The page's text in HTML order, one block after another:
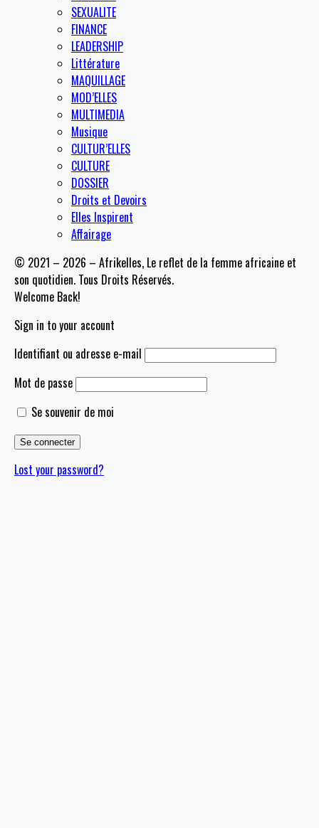
SEXUALITE
FINANCE
LEADERSHIP
Littérature
MAQUILLAGE
MOD’ELLES
MULTIMEDIA
Musique
CULTUR’ELLES
CULTURE
DOSSIER
Droits et Devoirs
Elles Inspirent
Affairage
© 2021 – 2026 – Afrikelles, Le reflet de la femme africaine et
son quotidien. Tous Droits Réservés.
Welcome Back!
Sign in to your account
Identifiant ou adresse e-mail
Mot de passe
Se souvenir de moi
Lost your password?